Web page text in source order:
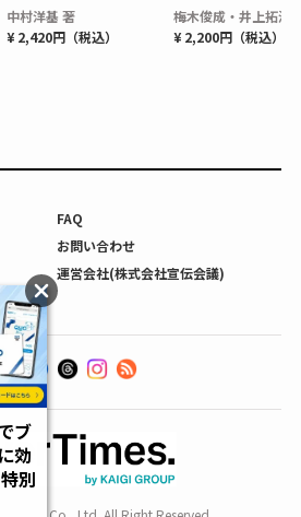
中村洋基 著
¥ 2,420円（税込）
梅木俊成・井上拓海
¥ 2,200円（税込）
FAQ
お問い合わせ
運営会社(株式会社宣伝会議)
ブ
効
別